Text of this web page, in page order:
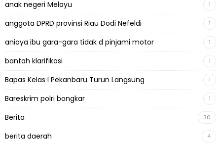
anak negeri Melayu 1
anggota DPRD provinsi Riau Dodi Nefeldi 1
aniaya ibu gara-gara tidak d pinjami motor 1
bantah klarifikasi 1
Bapas Kelas I Pekanbaru Turun Langsung 1
Bareskrim polri bongkar 1
Berita 30
berita daerah 4